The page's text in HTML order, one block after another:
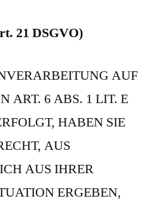
21 DSGVO)
AUF
ART. 6 ABS. 1 LIT. E
HABEN SIE
AUS
AUS IHRER
ERGEBEN,